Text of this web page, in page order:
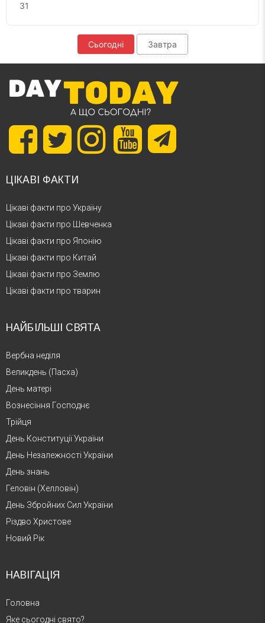
31
Сьогодні Завтра
ЦІКАВІ ФАКТИ
Цікаві факти про Україну
Цікаві факти про Шевченка
Цікаві факти про Японію
Цікаві факти про Китай
Цікаві факти про Землю
Цікаві факти про тварин
НАЙБІЛЬШІ СВЯТА
Вербна неділя
Великдень (Пасха)
День матері
Вознесіння Господнє
Трійця
День Конституції України
День Незалежності України
День знань
Геловін (Хелловін)
День Збройних Сил України
Різдво Христове
Новий Рік
НАВІГАЦІЯ
Головна
Яке сьогодні свято?